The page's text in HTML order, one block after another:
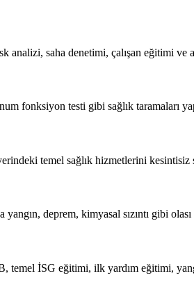
analizi, saha denetimi, çalışan eğitimi
fonksiyon testi gibi sağlık taramaları
temel sağlık hizmetlerini
deprem, kimyasal sızıntı gibi
İSG eğitimi, ilk yardım eğitimi,